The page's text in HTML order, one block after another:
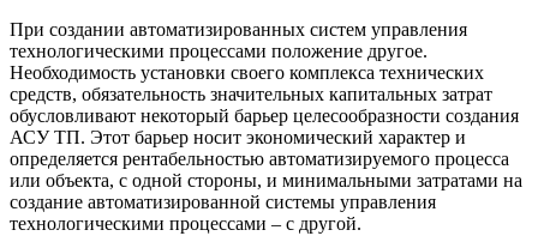
При создании автоматизированных систем управления
технологическими процессами положение другое.
Необходимость установки своего комплекса технических
средств, обязательность значительных капитальных затрат
обусловливают некоторый барьер целесообразности создания
АСУ ТП. Этот барьер носит экономический характер и
определяется рентабельностью автоматизируемого процесса
или объекта, с одной стороны, и минимальными затратами на
создание автоматизированной системы управления
технологическими процессами – с другой.